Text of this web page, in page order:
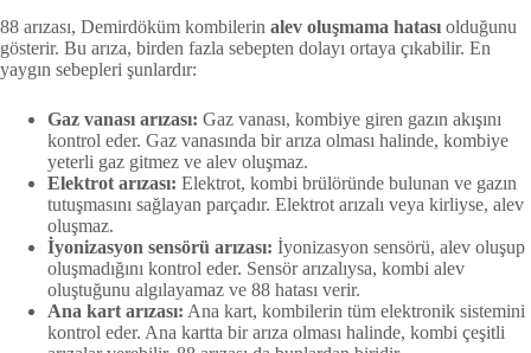
88 arızası, Demirdöküm kombilerin alev oluşmama hatası olduğunu
gösterir. Bu arıza, birden fazla sebepten dolayı ortaya çıkabilir. En
yaygın sebepleri şunlardır:
Gaz vanası arızası: Gaz vanası, kombiye giren gazın akışını
kontrol eder. Gaz vanasında bir arıza olması halinde, kombiye
yeterli gaz gitmez ve alev oluşmaz.
Elektrot arızası: Elektrot, kombi brülöründe bulunan ve gazın
tutuşmasını sağlayan parçadır. Elektrot arızalı veya kirliyse, alev
oluşmaz.
İyonizasyon sensörü arızası: İyonizasyon sensörü, alev oluşup
oluşmadığını kontrol eder. Sensör arızalıysa, kombi alev
oluştuğunu algılayamaz ve 88 hatası verir.
Ana kart arızası: Ana kart, kombilerin tüm elektronik sistemini
kontrol eder. Ana kartta bir arıza olması halinde, kombi çeşitli